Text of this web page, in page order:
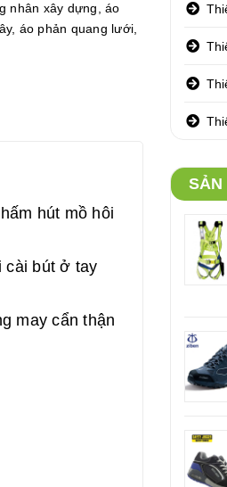
nhân xây dựng ,áo
, áo phản quang lưới
hút mồ hôi
cài bút ở tay
may cẩn thận
SẢN